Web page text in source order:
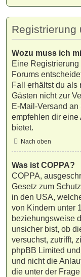
Registrierung
Wozu muss ich
Eine
Forums
Fall erhältst du als
Gästen nicht zur
E-Mail-Versand
empfehlen dir
bietet.
Nach oben
Was ist COPPA?
COPPA,
Gesetz zum
in den USA,
von Kindern unter
beziehungsweise
unsicher bist, ob
versuchst, zutrifft,
phpBB Limited
und nicht die
die unter der